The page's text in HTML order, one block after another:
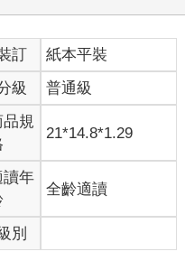
是「家庭成員」。而人們
也僅是近年的事。在這樣
數量首次超過狗，從那時
。
就人類歷史的角度來看，
巨大的轉變。
訂
紙本平裝
級 普通級
品規
21*14.8*1.29
讀年
全齡適讀
別